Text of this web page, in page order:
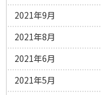
2021年9月
2021年8月
2021年6月
2021年5月